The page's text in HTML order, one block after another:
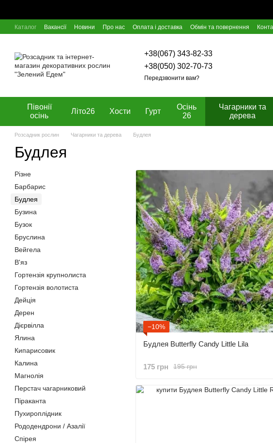
Каталог Вакансії Новини Про нас Оплата і доставка Обмін та повернення
+38(067) 343-82-33
+38(050) 302-70-73
Передзвонити вам?
Півонії
осінь
Літо26 Хости Гурт
Осінь
26
Чагарники та
дерева
Розсадник рослин Чагарники та дерева Будлея
Будлея
−10%
Будлея Butterfly Candy Little Lila
195 грн
175 грн
Різне
Барбарис
Будлея
Бузина
Бузок
Бруслина
Вейгела
В'яз
Гортензія крупнолиста
Гортензія волотиста
Дейція
Дерен
Дієрвілла
Ялина
Кипарисовик
Калина
Магнолія
Перстач чагарниковий
Піраканта
Пухироплідник
Рододендрони / Азалії
Спірея